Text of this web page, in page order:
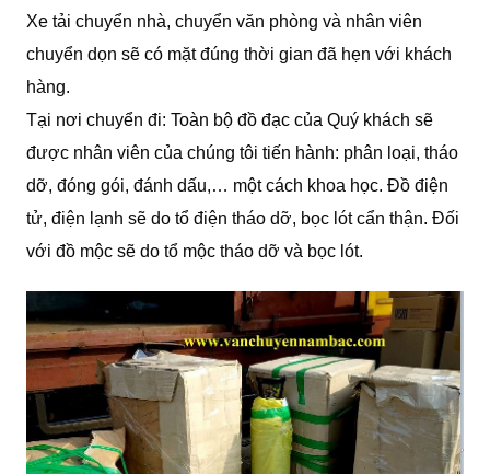
Xe tải chuyển nhà, chuyển văn phòng và nhân viên
chuyển dọn sẽ có mặt đúng thời gian đã hẹn với khách
hàng.
Tại nơi chuyển đi: Toàn bộ đồ đạc của Quý khách sẽ
được nhân viên của chúng tôi tiến hành: phân loại, tháo
dỡ, đóng gói, đánh dấu,… một cách khoa học. Đồ điện
tử, điện lạnh sẽ do tổ điện tháo dỡ, bọc lót cẩn thận. Đối
với đồ mộc sẽ do tổ mộc tháo dỡ và bọc lót.